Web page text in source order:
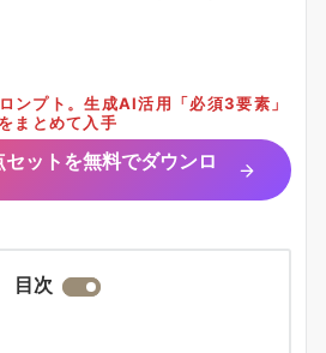
ンプト。生成AI活用「必須3要素」
をまとめて入手
ットを無料でダウンロ
目次